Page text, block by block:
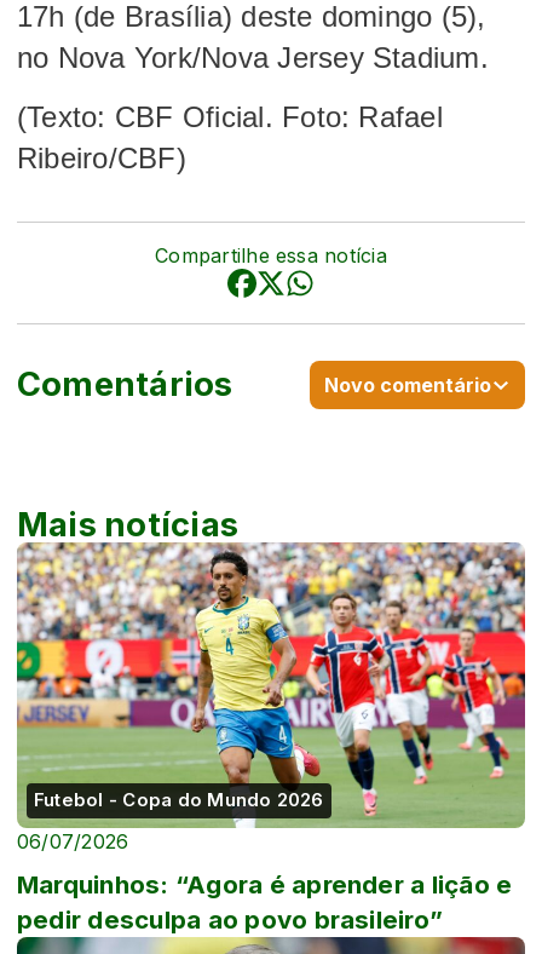
17h (de Brasília) deste domingo (5),
no Nova York/Nova Jersey Stadium.
(Texto: CBF Oficial. Foto: Rafael
Ribeiro/CBF)
Compartilhe essa notícia
Comentários Novo comentário
Mais notícias
Futebol - Copa do Mundo 2026
06/07/2026
Marquinhos: “Agora é aprender a lição e
pedir desculpa ao povo brasileiro”